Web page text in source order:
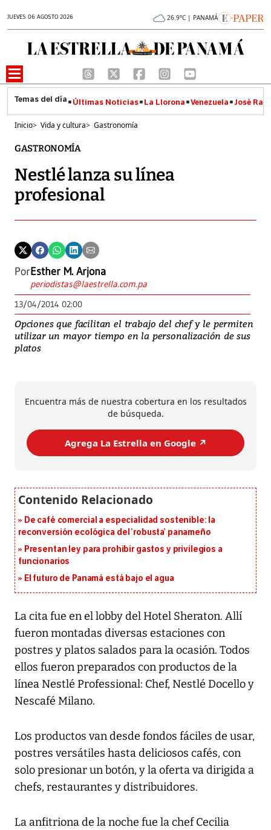
JUEVES 06 AGOSTO 2026 26.9°C | PANAMÁ
Últimas Noticias La Llorona Venezuela José
Inicio> Vida y cultura> Gastronomía
GASTRONOMÍA
Nestlé lanza su línea
profesional
PorEsther M. Arjona
periodistas@laestrella.com.pa
13/04/2014 02:00
Opciones que facilitan el trabajo del chef y le permiten
utilizar un mayor tiempo en la personalización de sus
platos
Encuentra más de nuestra cobertura en los resultados
de búsqueda.
Agrega La Estrella en Google ↗️
De café comercial a especialidad sostenible: la
reconversión ecológica del ‘robusta’ panameño
Presentan ley para prohibir gastos y privilegios a
funcionarios
El futuro de Panamá está bajo el agua
La cita fue en el lobby del Hotel Sheraton. Allí
fueron montadas diversas estaciones con
postres y platos salados para la ocasión. Todos
ellos fueron preparados con productos de la
línea Nestlé Professional: Chef, Nestlé Docello y
Nescafé Milano.
Los productos van desde fondos fáciles de usar,
postres versátiles hasta deliciosos cafés, con
solo presionar un botón, y la oferta va dirigida a
chefs, restaurantes y distribuidores.
La anfitriona de la noche fue la chef Cecilia